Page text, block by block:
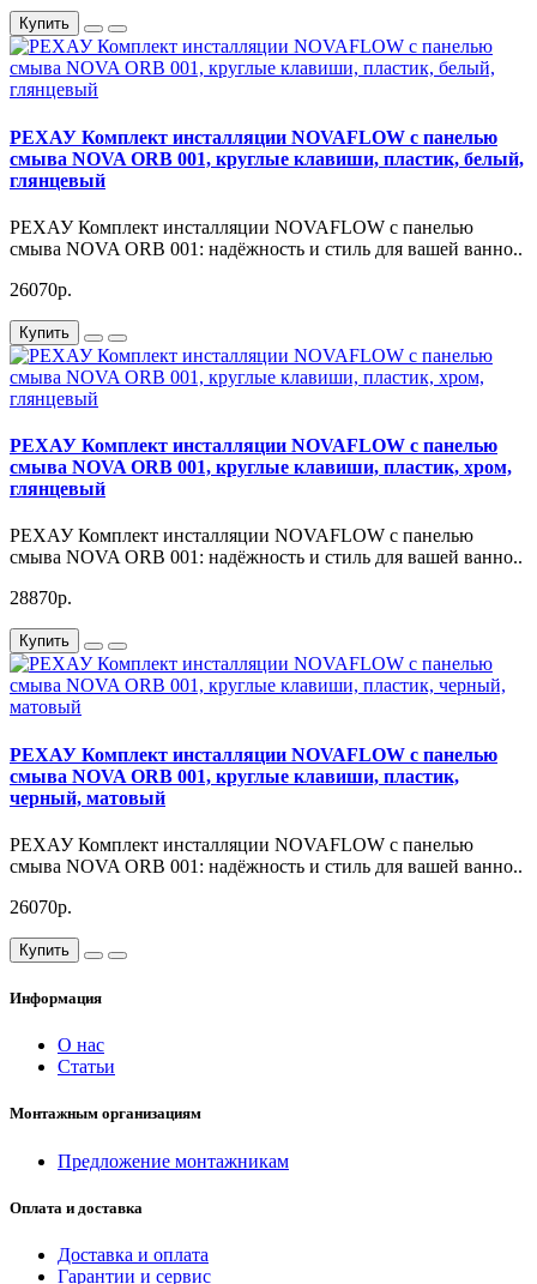
Купить
РЕХАУ Комплект инсталляции NOVAFLOW с панелью
смыва NOVA ORB 001, круглые клавиши, пластик, белый,
глянцевый
РЕХАУ Комплект инсталляции NOVAFLOW с панелью
смыва NOVA ORB 001: надёжность и стиль для вашей ванно..
26070р.
Купить
РЕХАУ Комплект инсталляции NOVAFLOW с панелью
смыва NOVA ORB 001, круглые клавиши, пластик, хром,
глянцевый
РЕХАУ Комплект инсталляции NOVAFLOW с панелью
смыва NOVA ORB 001: надёжность и стиль для вашей ванно..
28870р.
Купить
РЕХАУ Комплект инсталляции NOVAFLOW с панелью
смыва NOVA ORB 001, круглые клавиши, пластик,
черный, матовый
РЕХАУ Комплект инсталляции NOVAFLOW с панелью
смыва NOVA ORB 001: надёжность и стиль для вашей ванно..
26070р.
Купить
Информация
О нас
Статьи
Монтажным организациям
Предложение монтажникам
Оплата и доставка
Доставка и оплата
Гарантии и сервис